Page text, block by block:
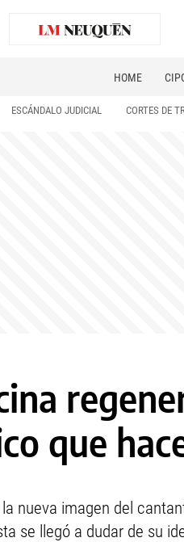
HOME
ESCÁNDALO JUDICIAL CORTES DE
que
nueva imagen del
se llegó a dudar de su